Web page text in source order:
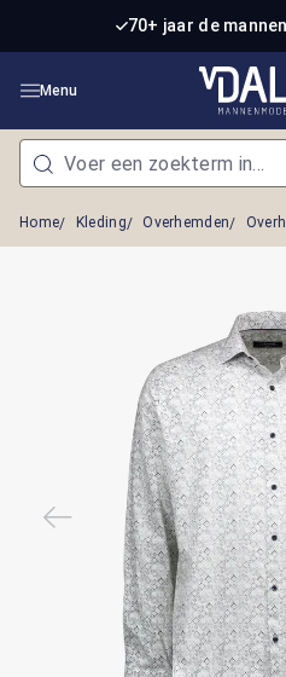
Ga naar de hoofdinhoud
70+ jaar de
Menu
Home Kleding Overhemden